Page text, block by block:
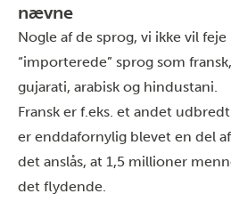
nævne
Nogle af de sprog, vi ikke vil
“importerede” sprog som
gujarati, arabisk og hindustani.
Fransk er f.eks. et andet
er enddafornylig blevet en del
det anslås, at 1,5 millioner
det flydende.